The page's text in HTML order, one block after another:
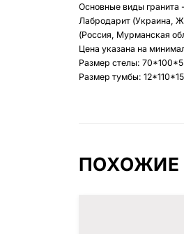
Основные виды гранита
Лабродарит (Украина,
(Россия, Мурманская
Цена указана на
Размер стелы: 70*100*5
Размер тумбы: 12*110*15
ПОХОЖИЕ